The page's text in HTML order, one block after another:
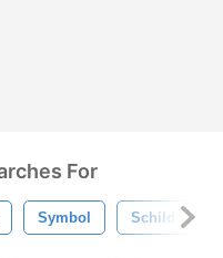
For
Symbol Schild